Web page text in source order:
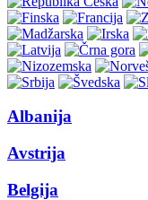
Albanija
Avstrija
Belgija